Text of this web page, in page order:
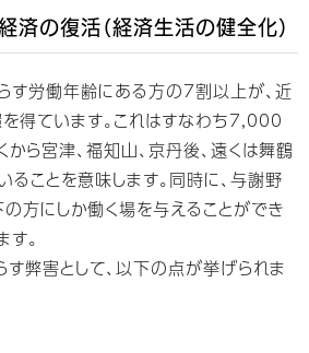
済の復活（経済生活の健全化）
す労働年齢にある方の7割以上が、近
得ています。これはすなわち7,000
ら宮津、福知山、京丹後、遠くは舞鶴
ることを意味します。同時に、与謝野
方にしか働く場を与えることができ
。
弊害として、以下の点が挙げられま